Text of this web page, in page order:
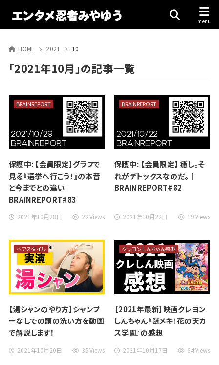
HOME 2021 10
「2021年10月」の記事一覧
保護中: 【会員限定】グラフで
見る『選挙へ行こう！』の本音
と今までとの違い｜
BRAINREPORT#83
2021年10月28日
BRAINREPORT
22 Views
保護中: 【会員限定】 癒し。そ
れがデトックスなのだ。｜
BRAINREPORT#82
2021年10月22日
BRAINREPORT
19 Views
【湯シャンのやり方】シャンプ
ーなしでの頭の洗い方を動画
で解説します！
2021年10月20日
ヘアスタイル
35 Views
【2021年最新】映画クレヨン
しんちゃん『謎メキ！花の天カ
ス学園』の感想
2021年10月17日
クレヨンしんちゃん感想
64 Views